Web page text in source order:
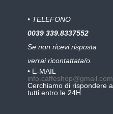
• TELEFONO
0039 339.8337552
Se non ricevi risposta
verrai ricontattata/o.
• E-MAIL
info.caffeshop@gmail.com
Cerchiamo di rispondere a
tutti entro le 24H